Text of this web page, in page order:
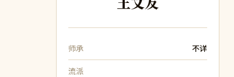
王
师承 不详
流派